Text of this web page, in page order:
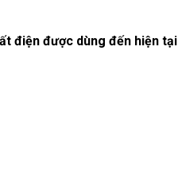
điện được dùng đến hiện tại